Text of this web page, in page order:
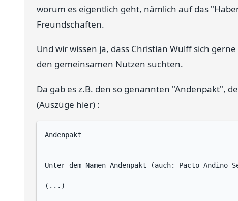
worum es eigentlich geht, nämlich auf das
Freundschaften.
Und wir wissen ja, dass Christian Wulff sich
den gemeinsamen Nutzen suchten.
Da gab es z.B. den so genannten "Andenpakt",
(Auszüge hier) :
Andenpakt
Unter dem Namen Andenpakt (auch: Pacto
(...)